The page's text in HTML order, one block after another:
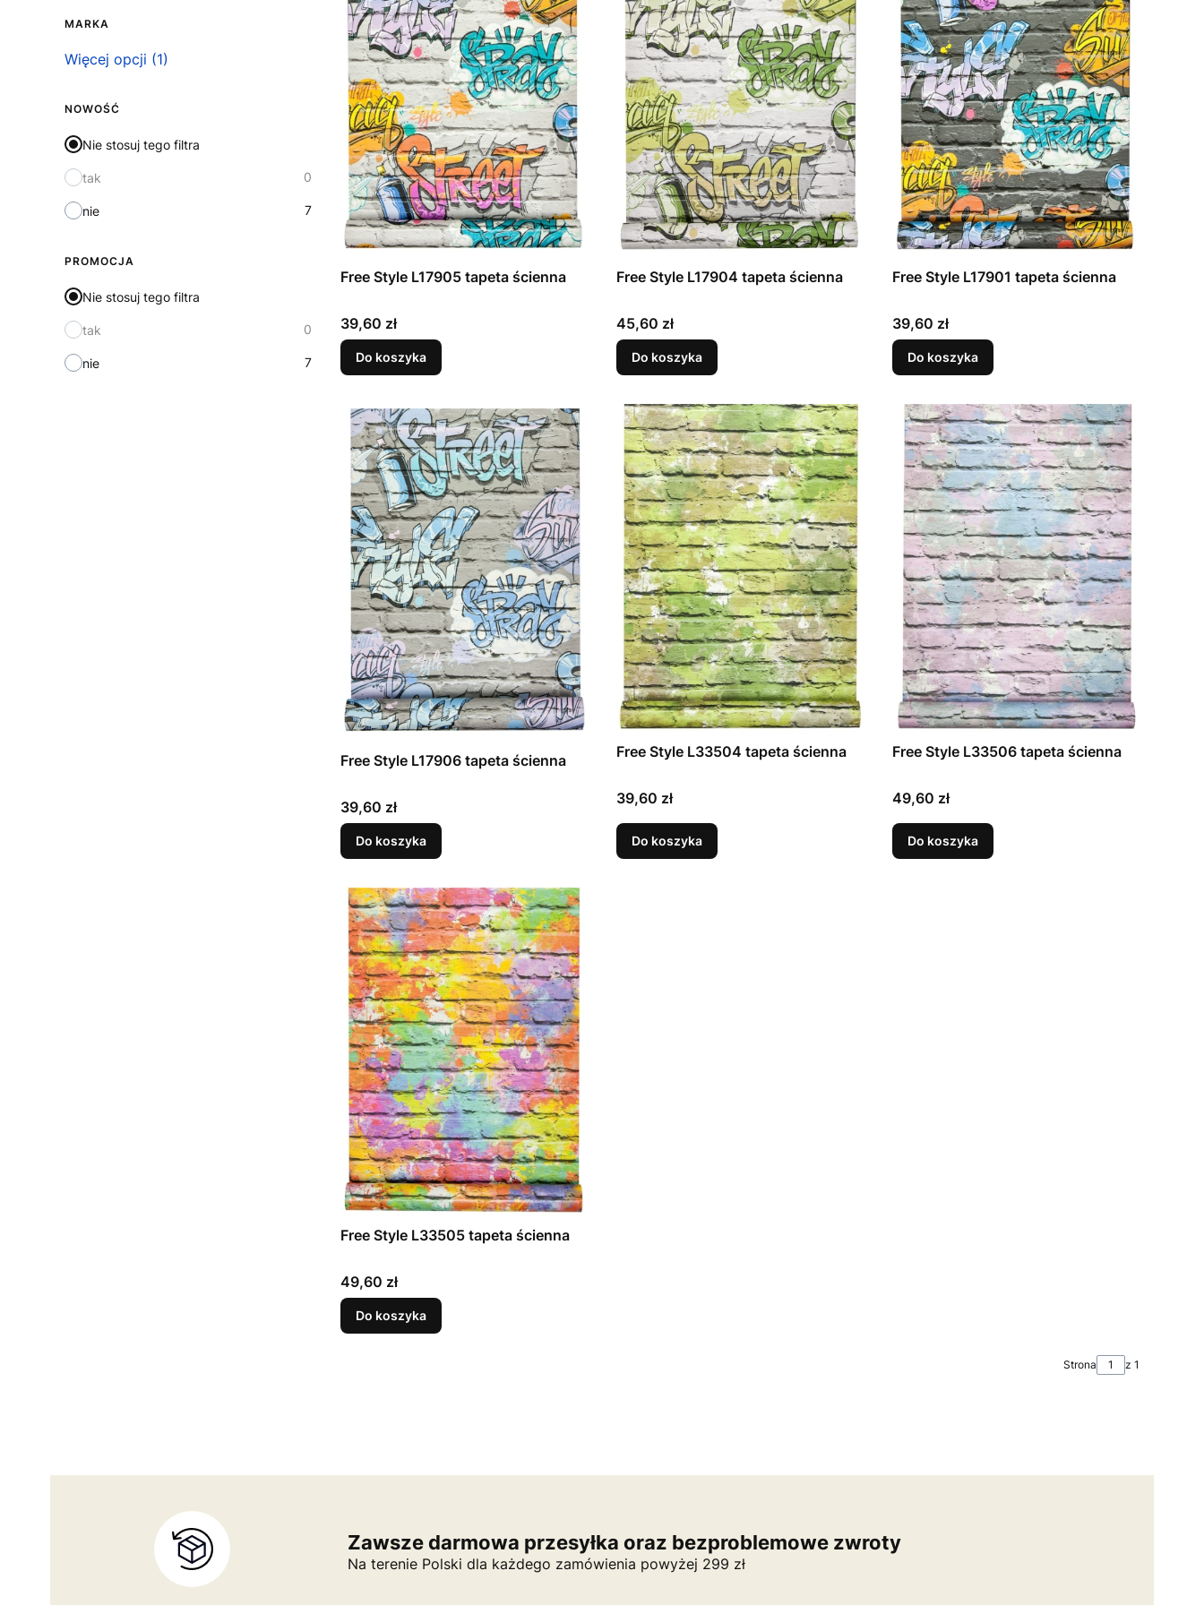
MARKA
Marka
Więcej opcji (1)
NOWOŚĆ
Nie stosuj tego filtra
tak 0
nie 7
PROMOCJA
Nie stosuj tego filtra
tak 0
nie 7
Free Style L17905 tapeta ścienna
Cena
39,60 zł
Do koszyka
Free Style L17904 tapeta ścienna
Cena
45,60 zł
Do koszyka
Free Style L17901 tapeta ścienna
Cena
39,60 zł
Do koszyka
Free Style L17906 tapeta ścienna
Cena
39,60 zł
Do koszyka
Free Style L33504 tapeta ścienna
Cena
39,60 zł
Do koszyka
Free Style L33506 tapeta ścienna
Cena
49,60 zł
Do koszyka
Free Style L33505 tapeta ścienna
Cena
49,60 zł
Do koszyka
Strona z 1
Zawsze darmowa przesyłka oraz bezproblemowe zwroty
Na terenie Polski dla każdego zamówienia powyżej 299 zł